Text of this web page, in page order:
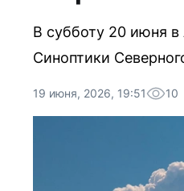
В субботу 20 июня
Синоптики
19 июня, 2026, 19:51 10